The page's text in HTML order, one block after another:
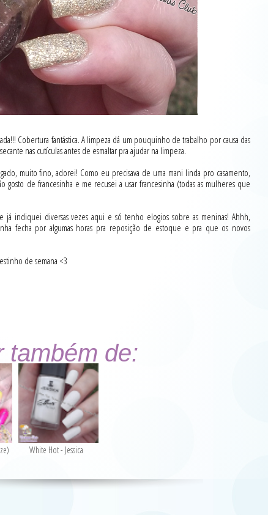
Cobertura fantástica. A limpeza dá um pouquinho de trabalho por causa das
nas cutículas antes de esmaltar pra ajudar na limpeza.
muito fino, adorei! Como eu precisava de uma mani linda pro casamento,
gosto de francesinha e me recusei a usar francesinha (todas as mulheres que
já indiquei diversas vezes aqui e só tenho elogios sobre as meninas! Ahhh,
fecha por algumas horas pra reposição de estoque e pra que os novos
de semana <3
também de:
White Hot - Jessica